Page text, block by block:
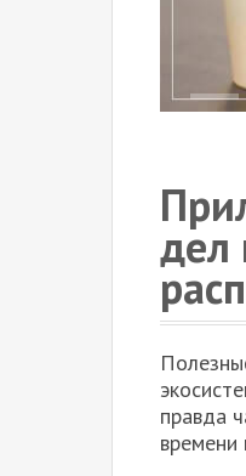
дел
правда
времени